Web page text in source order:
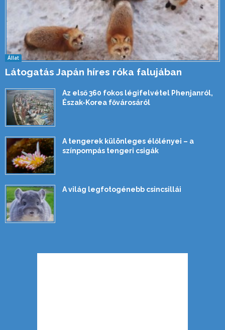
Állat
Látogatás Japán híres róka falujában
Az első 360 fokos légifelvétel Phenjanról,
Észak-Korea fővárosáról
A tengerek különleges élőlényei – a
színpompás tengeri csigák
A világ legfotogénebb csincsillái